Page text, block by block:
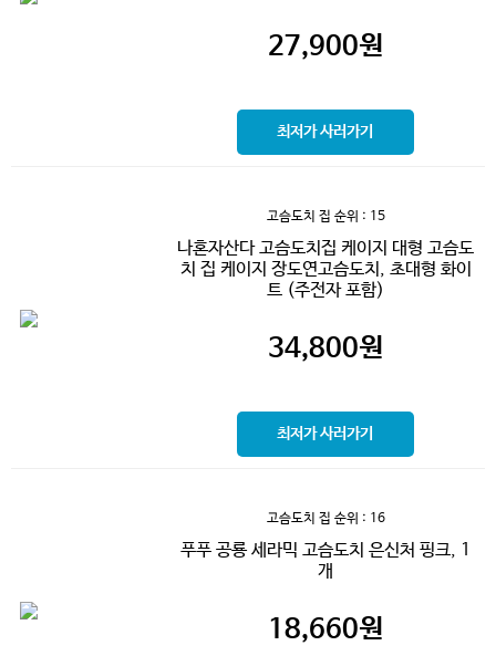
27,900원
최저가 사러가기
고슴도치 집 순위 : 15
나혼자산다 고슴도치집 케이지 대형 고슴도
치 집 케이지 장도연고슴도치, 초대형 화이
트 (주전자 포함)
34,800원
최저가 사러가기
고슴도치 집 순위 : 16
푸푸 공룡 세라믹 고슴도치 은신처 핑크, 1
개
18,660원